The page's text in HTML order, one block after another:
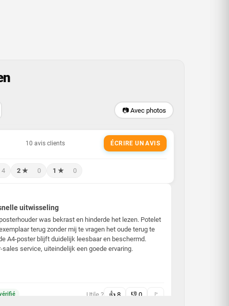
📷 Avec photos
4 2 ★ 0 1 ★ 0
ÉCRIRE UN AVIS
uitwisseling
was bekrast en hinderde het lezen. Potelet
terug zonder mij te vragen het oude terug te
A4-poster blijft duidelijk leesbaar en beschermd.
service, uiteindelijk een goede ervaring.
Utile ? 👍 8 👎 0 🚩